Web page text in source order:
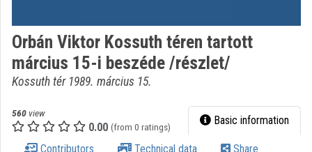
Contributors
Appearance:light
Orbán Viktor Kossuth téren tartott
március 15-i beszéde /részlet/
Kossuth tér 1989. március 15.
560 view
0.00 (from 0 ratings) Basic information
Contributors Technical data Share